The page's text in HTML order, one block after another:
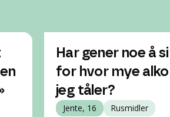
Har gener noe å si
for hvor mye
jeg tåler?
Jente, 16 Rusmidler